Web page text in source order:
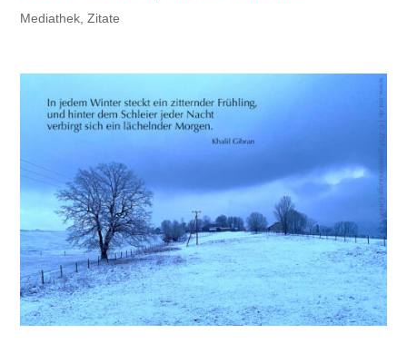
Mediathek ,Zitate